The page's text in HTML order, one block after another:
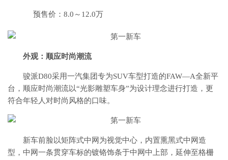
预售价：8.0～12.0万
外观：顺应时尚潮流
骏派D80采用一汽集团专为SUV车型打造的FAW—A全新平
台，顺应时尚潮流以“光影雕塑车身”为设计理念进行打造，更
符合年轻人对时尚风格的口味。
新车前脸以矩阵式中网为视觉中心，内置熏黑式中网造
型，中网一条贯穿车标的镀铬饰条于中网中上部，延伸至格栅